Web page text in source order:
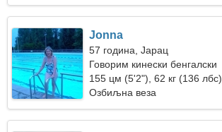
Jonna
57 година, Јарац
Говорим кинески бенгалски
155 цм (5'2"), 62 кг (136 лбс)
Озбиљна веза